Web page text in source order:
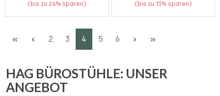
(bis zu 26% sparen) (bis zu 13% sparen)
Seite
2 Seite
3 Seite
4 Seite
5 Seite
6
HAG BÜROSTÜHLE: UNSER
ANGEBOT